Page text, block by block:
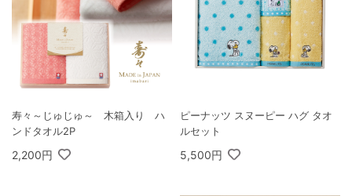
寿々～じゅじゅ～ 木箱入り ハ
ンドタオル2P
2,200円
ピーナッツ スヌーピー ハグ タオ
ルセット
5,500円